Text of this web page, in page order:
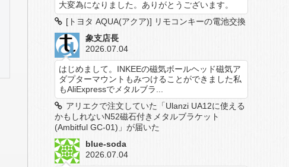
大変為になりました。ありがとうございます。
[トヨタ AQUA(アクア)] リモコンキーの電池交換
象支店長
2026.07.04
はじめまして。INKEEの磁気ボールヘッド磁気ア
ダプターマウントもみつけることができました私
もAliExpressでメタルブラ...
アリエクで注文していた「Ulanzi UA12に使える
かもしれないN52磁石付きメタルブラケット
(Ambitful GC-01)」が届いた
blue-soda
2026.07.04